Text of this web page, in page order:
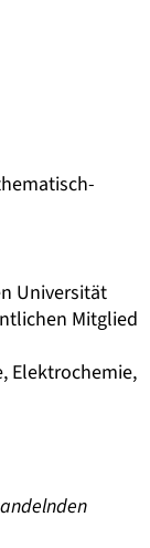
Universität
Mitglied
Elektrochemie,